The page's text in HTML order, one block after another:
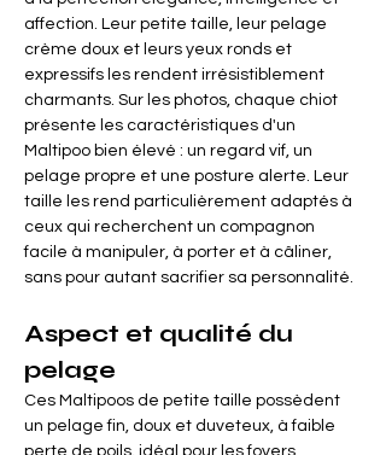
affection. Leur petite taille, leur pelage
crème doux et leurs yeux ronds et
expressifs les rendent irrésistiblement
charmants. Sur les photos, chaque chiot
présente les caractéristiques d'un
Maltipoo bien élevé : un regard vif, un
pelage propre et une posture alerte. Leur
taille les rend particulièrement adaptés à
ceux qui recherchent un compagnon
facile à manipuler, à porter et à câliner,
sans pour autant sacrifier sa personnalité.
Aspect et qualité du
pelage
Ces Maltipoos de petite taille possèdent
un pelage fin, doux et duveteux, à faible